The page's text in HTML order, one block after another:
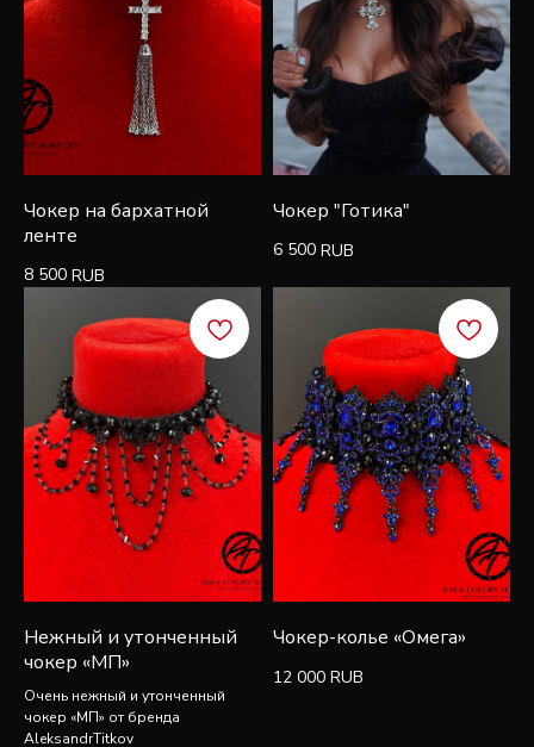
Чокер на бархатной
ленте
8 500 RUB
Чокер "Готика"
6 500 RUB
Нежный и утонченный
чокер «МП»
Очень нежный и утонченный
чокер «МП» от бренда
AleksandrTitkov
Чокер-колье «Омега»
12 000 RUB
Подпишитесь, чтобы получить скидку 7% на
первую покупку и быть в курсе эксклюзивных
новостей, стилей и рекламных акций
СКИДКА 7%
Подписаться